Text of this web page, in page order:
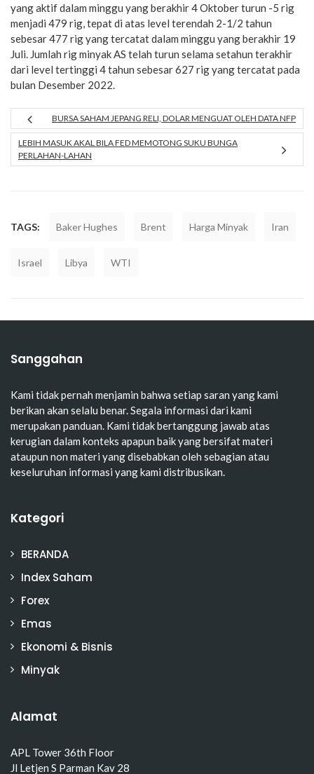
yang aktif dalam minggu yang berakhir 4 Oktober turun -5 rig
menjadi 479 rig, tepat di atas level terendah 2-1/2 tahun
sebesar 477 rig yang tercatat dalam minggu yang berakhir 19
Juli. Jumlah rig minyak AS telah turun selama setahun terakhir
dari level tertinggi 4 tahun sebesar 627 rig yang tercatat pada
bulan Desember 2022.
BURSA SAHAM JEPANG RELI, DOLAR MENGUAT OLEH DATA NFP
LEBIH MASUK AKAL BILA FED MEMOTONG SUKU BUNGA
PERLAHAN-LAHAN
TAGS: Baker Hughes Brent Harga Minyak Iran
Israel Libya WTI
Sanggahan
Kami tidak pernah menjamin bahwa setiap saran yang kami
berikan akan selalu benar. Segala informasi dari kami
merupakan panduan. Kami tidak bertanggung jawab atas
kerugian dalam konteks apapun baik yang bersifat materi
ataupun non materi yang disebabkan oleh sebagian atau
keseluruhan informasi yang kami distribusikan.
Kategori
BERANDA
Index Saham
Forex
Emas
Ekonomi & Bisnis
Minyak
Alamat
APL Tower 36th Floor
Jl Letjen S Parman Kav 28